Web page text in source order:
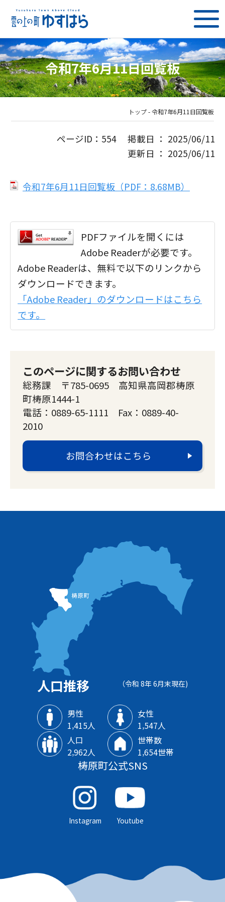
令和7年6月11日回覧板
トップ-令和7年6月11日回覧板
ページID：554 掲載日 ： 2025/06/11
更新日 ： 2025/06/11
令和7年6月11日回覧板（PDF：8.68MB）
PDFファイルを開くには
Adobe Readerが必要です。
Adobe Readerは、無料で以下のリンクから
ダウンロードできます。
「Adobe Reader」のダウンロードはこちら
です。
このページに関するお問い合わせ
総務課 〒785-0695 高知県高岡郡梼原
町梼原1444-1
電話：0889-65-1111 Fax：0889-40-
2010
お問合わせはこちら
人口推移 （令和 8年 6月末現在)
男性
1‚415人
女性
1‚547人
人口
2‚962人
世帯数
1‚654世帯
梼原町公式SNS
Instagram Youtube